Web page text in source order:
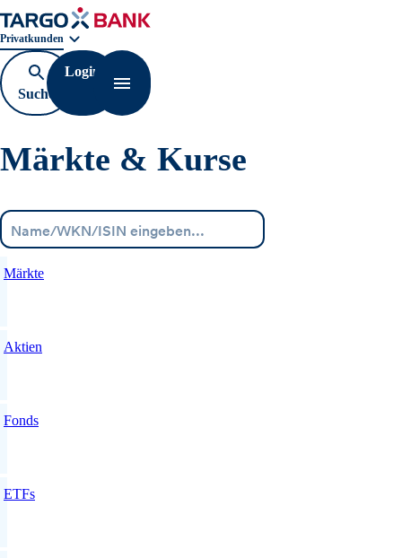
Geschäftsbereichnavigation. Aktuelle Auswahl:
Privatkunden
Suche
öffnen
Login
Navigation öffnen
Märkte & Kurse
Märkte
Aktien
Fonds
ETFs